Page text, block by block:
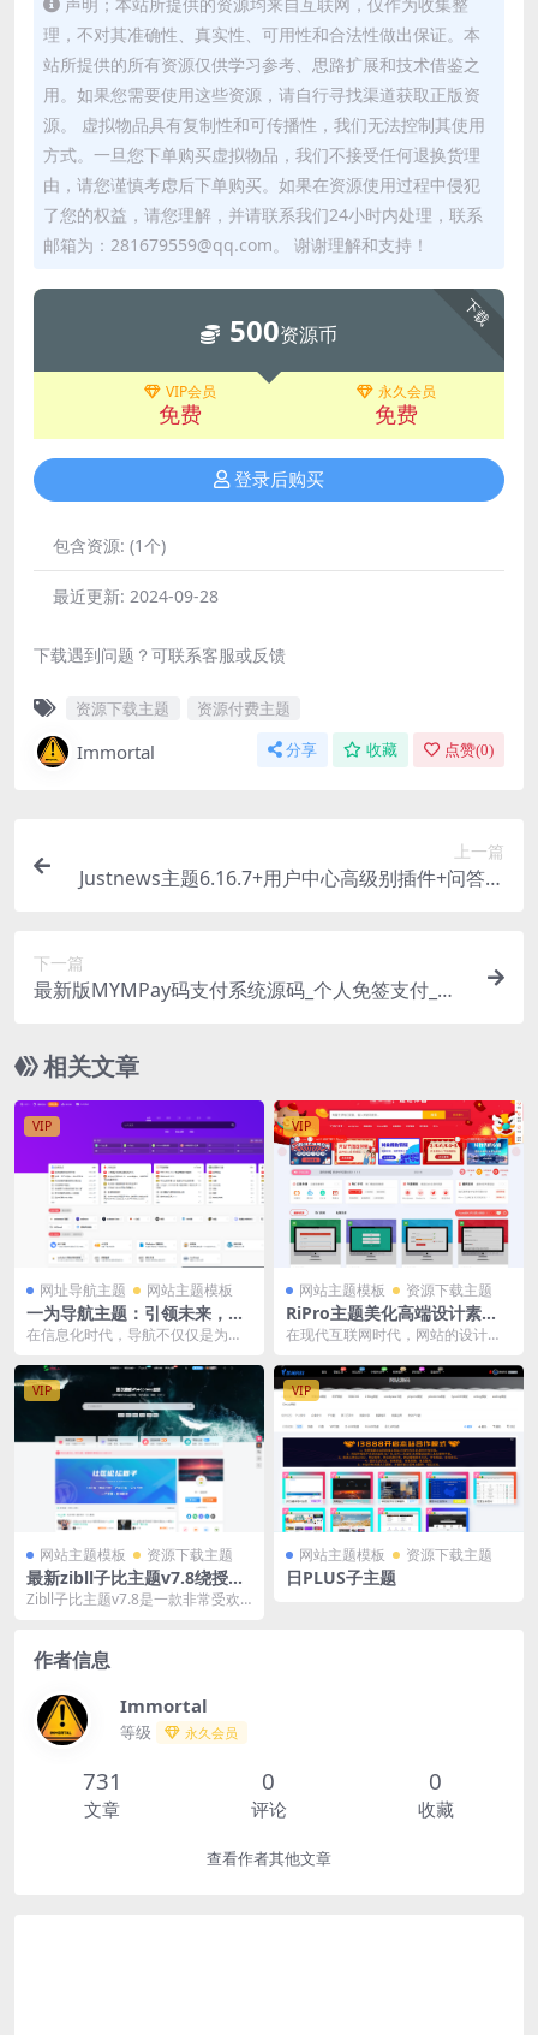
理，不对其准确性、真实性、可用性和合法性做出保证。本
站所提供的所有资源仅供学习参考、思路扩展和技术借鉴之
用。如果您需要使用这些资源，请自行寻找渠道获取正版资
源。 虚拟物品具有复制性和可传播性，我们无法控制其使用
方式。一旦您下单购买虚拟物品，我们不接受任何退换货理
由，请您谨慎考虑后下单购买。如果在资源使用过程中侵犯
了您的权益，请您理解，并请联系我们24小时内处理，联系
邮箱为：281679559@qq.com。 谢谢理解和支持！
下载
500资源币
VIP会员
免费
永久会员
免费
登录后购买
包含资源: (1个)
最近更新: 2024-09-28
下载遇到问题？可联系客服或反馈
资源下载主题 资源付费主题
Immortal 分享 收藏 点赞(0)
上一篇
Justnews主题6.16.7+用户中心高级别插件+问答插
下一篇
最新版MYMPay码支付系统源码_个人免签支付_聚
相关文章
VIP
网址导航主题 网站主题模板
一为导航主题：引领未来，探
索无限可能
在信息化时代，导航不仅仅是为了
效的服务。一为导航主...
VIP
网站主题模板 资源下载主题
RiPro主题美化高端设计素材
视频资源素材下载子主题
在现代互联网时代，网站的设计和
的流量。RiPro主...
VIP
网站主题模板 资源下载主题
最新zibll子比主题v7.8绕授权
开心版+美化插件+弹窗插件
Zibll子比主题v7.8是一款非常受欢
VIP
网站主题模板 资源下载主题
日PLUS子主题
作者信息
Immortal
等级 永久会员
731
文章
0
评论
0
收藏
查看作者其他文章